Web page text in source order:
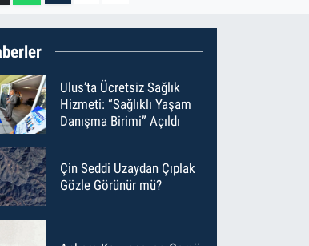
Ulus’ta Ücretsiz Sağlık
Hizmeti: “Sağlıklı Yaşam
Danışma Birimi” Açıldı
Çin Seddi Uzaydan Çıplak
Gözle Görünür mü?